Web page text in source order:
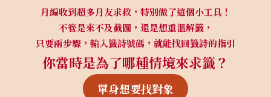
月編收到超多月友求救，特別做了這個小工具！
不管是來不及截圖，還是想重溫解籤，
只要兩步驟，輸入籤詩號碼，就能找回籤詩的指引
你當時是為了哪種情境來求籤？
單身想要找對象